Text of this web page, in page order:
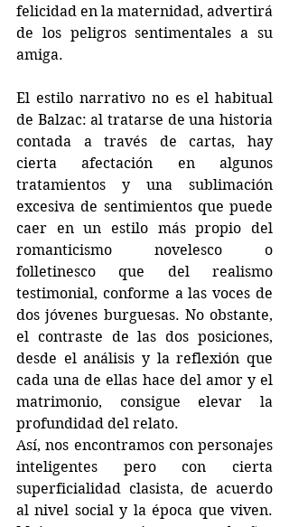
felicidad en la maternidad, advertirá
de los peligros sentimentales a su
amiga.
El estilo narrativo no es el habitual
de Balzac: al tratarse de una historia
contada a través de cartas, hay
cierta afectación en algunos
tratamientos y una sublimación
excesiva de sentimientos que puede
caer en un estilo más propio del
romanticismo novelesco o
folletinesco que del realismo
testimonial, conforme a las voces de
dos jóvenes burguesas. No obstante,
el contraste de las dos posiciones,
desde el análisis y la reflexión que
cada una de ellas hace del amor y el
matrimonio, consigue elevar la
profundidad del relato.
Así, nos encontramos con personajes
inteligentes pero con cierta
superficialidad clasista, de acuerdo
al nivel social y la época que viven.